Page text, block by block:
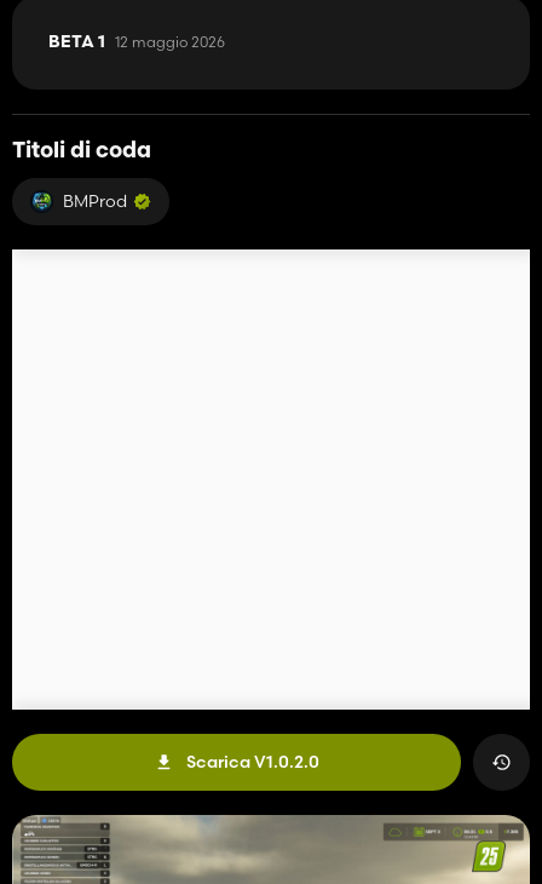
BETA 1 12 maggio 2026
Titoli di coda
BMProd
Scarica V1.0.2.0